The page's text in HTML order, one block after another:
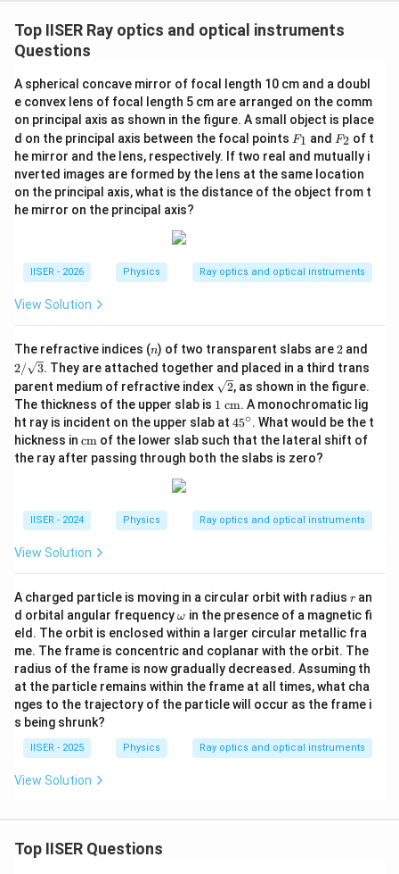
x 10
\neq
0
1 = \frac{10}{x - 10} \implies x
1 =
x − 10
10
⟹ x −10 = 10 ⟹ x = 20cm
इस दूरी पर, बिम्ब अवतल दर्पण के वक्रता केंद्र (2f_m =
2 f = 20 cm)
पर स्थित है, जिससे इसका वास्तविक प्रतिबिंब ठीक उसी स्थान पर
Top IISER Ray optics and optical instruments
Questions
A spherical concave mirror of focal length 10 cm and a doubl
e convex lens of focal length 5 cm are arranged on the comm
on principal axis as shown in the figure. A small object is place
d on the principal axis between the focal points F
1
F1 and F
_
2
F2 of t
he mirror and the lens, respectively. If two real and mutually i
nverted images are formed by the lens at the same location
on the principal axis, what is the distance of the object from t
he mirror on the principal axis?
IISER - 2026 Physics Ray optics and optical instruments
View Solution
The refractive indices (n
n) of two transparent slabs are2
2 and
rt
{3}
2/ 3. They are attached together and placed in a third trans
parent medium of refractive index \sq
rt
{2}
2, as shown in the figure.
The thickness of the upper slab is 1\
\te
xt
{c
m}
1 cm. A monochromatic lig
ht ray is incident on the upper slab at 4
5
^
\c
45∘. What would be the t
hickness in \te
xt
{c
cm of the lower slab such that the lateral shift of
the ray after passing through both the slabs is zero?
IISER - 2024 Physics Ray optics and optical instruments
View Solution
A charged particle is moving in a circular orbit with radius r
r an
d orbital angular frequency\o
m
eg
a
ω in the presence of a magnetic fi
eld. The orbit is enclosed within a larger circular metallic fra
me. The frame is concentric and coplanar with the orbit. The
radius of the frame is now gradually decreased. Assuming th
at the particle remains within the frame at all times, what cha
nges to the trajectory of the particle will occur as the frame i
s being shrunk?
IISER - 2025 Physics Ray optics and optical instruments
View Solution
Top IISER Questions